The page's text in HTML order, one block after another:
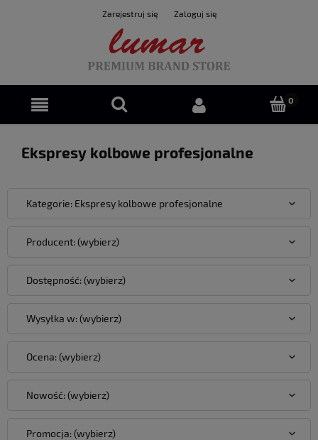
Zarejestruj się Zaloguj się
Ekspresy kolbowe profesjonalne
Kategorie: Ekspresy kolbowe profesjonalne
Producent: (wybierz)
Dostępność: (wybierz)
Wysyłka w: (wybierz)
Ocena: (wybierz)
Nowość: (wybierz)
Promocja: (wybierz)